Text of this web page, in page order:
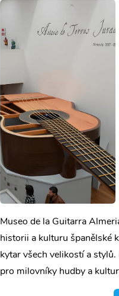
Museo de la Guitarra
historii a kulturu španělské
kytar všech velikostí a
pro milovníky hudby a